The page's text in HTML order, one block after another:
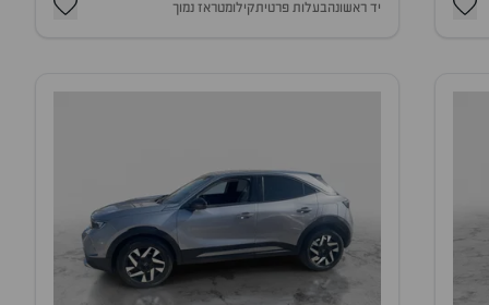
יד ראשונהבעלות פרטיתקילומטראז נמוך